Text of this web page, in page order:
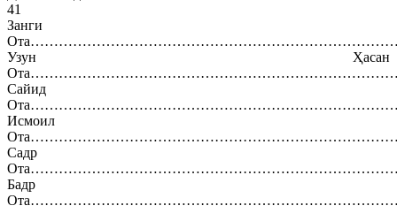
41
Занги
Узун Ҳасан
Сайид
Исмоил
Садр
Бадр